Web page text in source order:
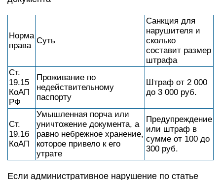
Норма
права
Суть
Санкция для
нарушителя и
сколько
составит размер
штрафа
Ст.
19.15
КоАП
РФ
Проживание по
недействительному
паспорту
Штраф от 2 000
до 3 000 руб.
Ст.
19.16
КоАП
Умышленная порча или
уничтожение документа, а
равно небрежное хранение,
которое привело к его
утрате
Предупреждение
или штраф в
сумме от 100 до
300 руб.
Если административное нарушение по статье